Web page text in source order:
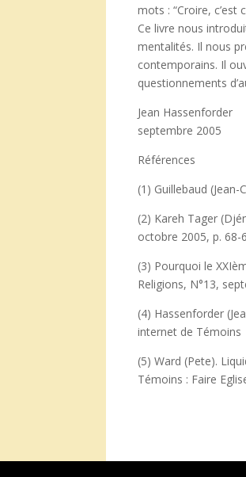
mots : “Croire, c’est
Ce livre nous
mentalités. Il nous
contemporains. Il
questionnements
Jean Hassenforder
septembre 2005
Références
(1) Guillebaud
(2) Kareh Tager
octobre 2005, p. 68-
(3) Pourquoi le
Religions, N°13,
(4) Hassenforder
internet de Témoins
(5) Ward (Pete).
Témoins : Faire